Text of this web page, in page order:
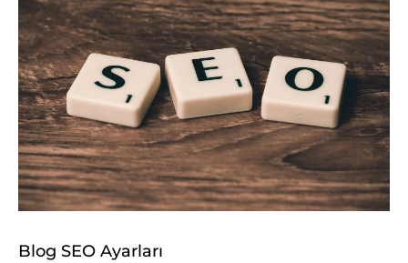
Blog SEO Ayarları